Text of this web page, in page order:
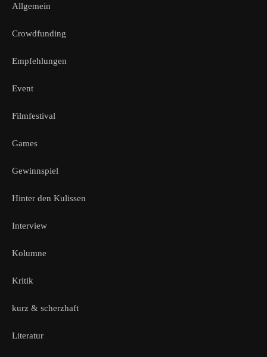
Allgemein
Crowdfunding
Empfehlungen
Event
Filmfestival
Games
Gewinnspiel
Hinter den Kulissen
Interview
Kolumne
Kritik
kurz & scherzhaft
Literatur